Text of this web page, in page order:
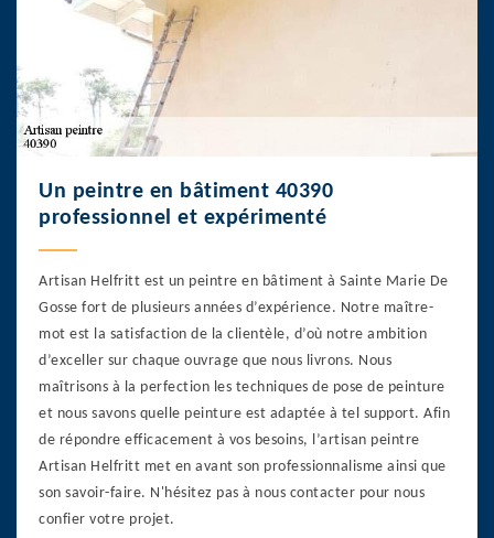
Un peintre en bâtiment 40390
professionnel et expérimenté
Artisan Helfritt est un peintre en bâtiment à Sainte Marie De
Gosse fort de plusieurs années d’expérience. Notre maître-
mot est la satisfaction de la clientèle, d’où notre ambition
d’exceller sur chaque ouvrage que nous livrons. Nous
maîtrisons à la perfection les techniques de pose de peinture
et nous savons quelle peinture est adaptée à tel support. Afin
de répondre efficacement à vos besoins, l’artisan peintre
Artisan Helfritt met en avant son professionnalisme ainsi que
son savoir-faire. N'hésitez pas à nous contacter pour nous
confier votre projet.